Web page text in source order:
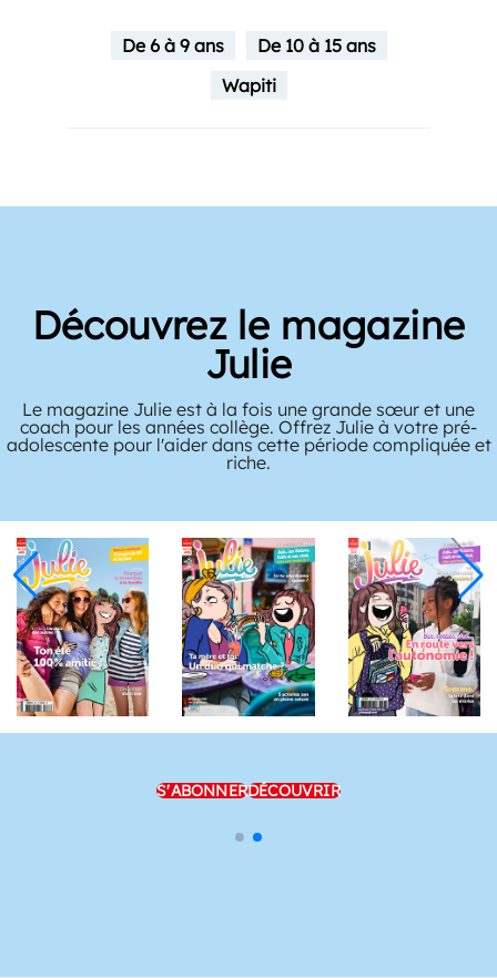
De 6 à 9 ans
De 10 à 15 ans
Wapiti
Découvrez le magazine
Julie
Le magazine Julie est à la fois une grande sœur et une
coach pour les années collège. Offrez Julie à votre pré-
adolescente pour l'aider dans cette période compliquée et
riche.
S'ABONNERDÉCOUVRIR